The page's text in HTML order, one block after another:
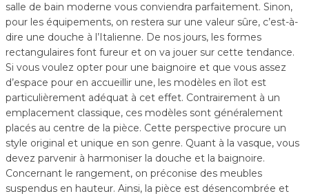
salle de bain moderne vous conviendra parfaitement. Sinon,
pour les équipements, on restera sur une valeur sûre, c’est-à-
dire une douche à l’Italienne. De nos jours, les formes
rectangulaires font fureur et on va jouer sur cette tendance.
Si vous voulez opter pour une baignoire et que vous assez
d’espace pour en accueillir une, les modèles en îlot est
particulièrement adéquat à cet effet. Contrairement à un
emplacement classique, ces modèles sont généralement
placés au centre de la pièce. Cette perspective procure un
style original et unique en son genre. Quant à la vasque, vous
devez parvenir à harmoniser la douche et la baignoire.
Concernant le rangement, on préconise des meubles
suspendus en hauteur. Ainsi, la pièce est désencombrée et